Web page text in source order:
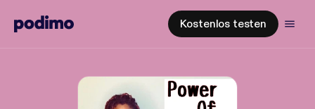
Kostenlos testen